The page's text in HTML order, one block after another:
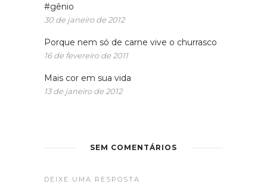
#gênio
30 de janeiro de 2012
Porque nem só de carne vive o churrasco
16 de fevereiro de 2011
Mais cor em sua vida
13 de janeiro de 2012
SEM COMENTÁRIOS
DEIXE UMA RESPOSTA